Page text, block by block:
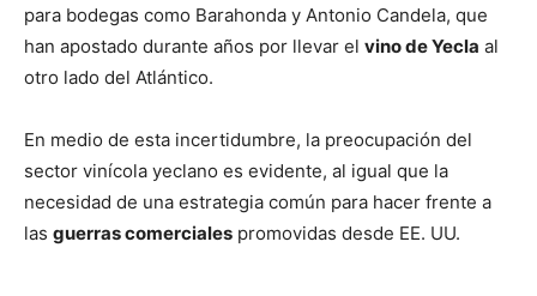
para bodegas como Barahonda y Antonio Candela, que
han apostado durante años por llevar el vino de Yecla al
otro lado del Atlántico.
En medio de esta incertidumbre, la preocupación del
sector vinícola yeclano es evidente, al igual que la
necesidad de una estrategia común para hacer frente a
las guerras comerciales promovidas desde EE. UU.